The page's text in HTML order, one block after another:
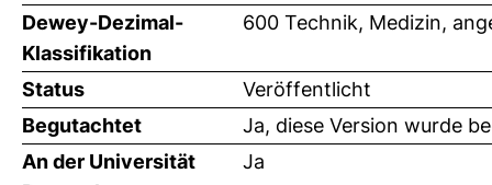
Dewey-Dezimal-
Klassifikation
600 Technik, Medizin,
Status
Veröffentlicht
Begutachtet
Ja, diese Version wurde
An der Universität
Ja